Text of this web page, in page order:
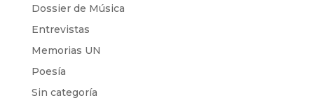
Dossier de Música
Entrevistas
Memorias UN
Poesía
Sin categoría